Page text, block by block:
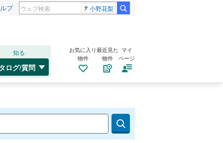
プ 小野花梨
知る
ログ/質問
お気に入り
物件
最近見た
物件
マイ
ページ